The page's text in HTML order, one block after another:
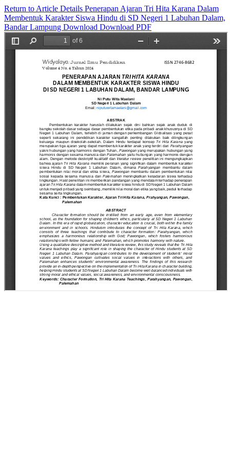
Return to Article Details Penerapan Ajaran Tri Hita Karana Dalam
Membentuk Karakter Siswa Hindu di SD Negeri 1 Labuhan Dalam,
Bandar Lampung Download Download PDF